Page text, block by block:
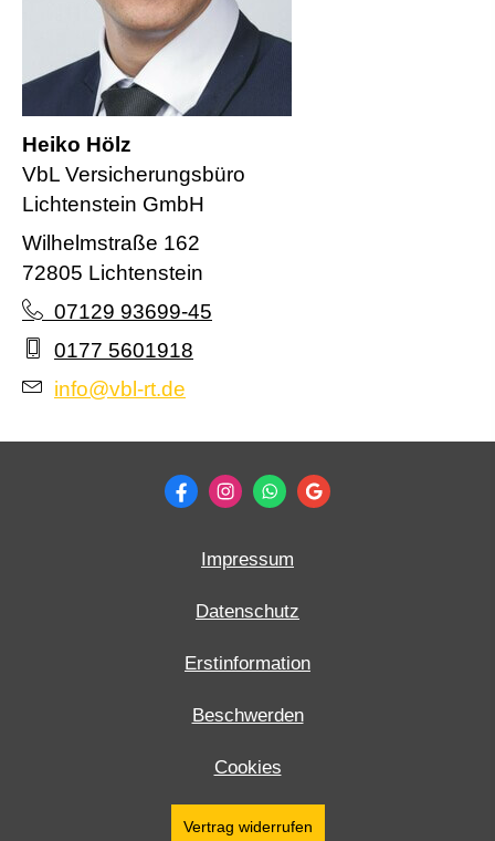
Heiko Hölz
VbL Versicherungsbüro
Lichtenstein GmbH
Wilhelmstraße 162
72805 Lichtenstein
07129 93699-45
0177 5601918
info@vbl-rt.de
Impressum
Datenschutz
Erstinformation
Beschwerden
Cookies
Vertrag widerrufen